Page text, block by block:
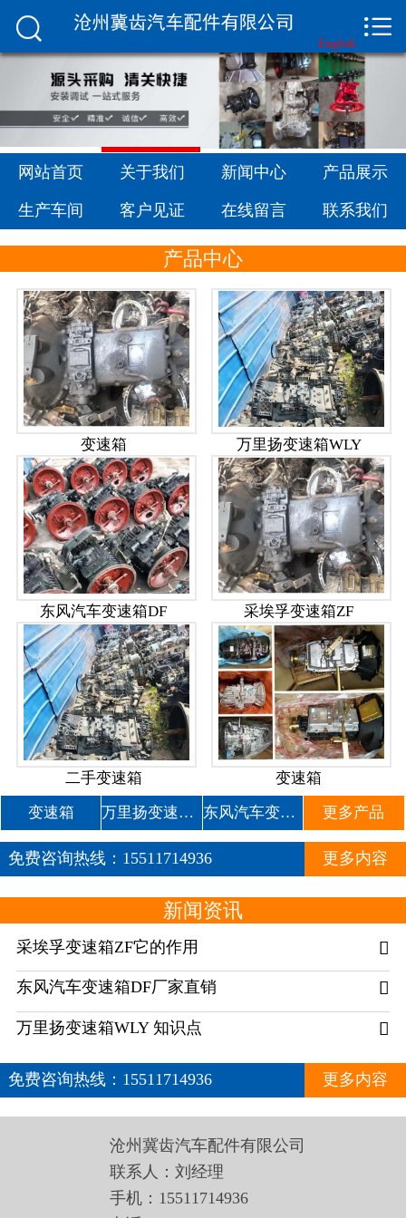
 网站首页
关于我们
新闻中心
产品展示
生产车间
在线留言
联系我们
English


网站首页 关于我们 新闻中心 产品展示
生产车间 客户见证 在线留言 联系我们
产品中心
变速箱 万里扬变速箱WLY
东风汽车变速箱DF 采埃孚变速箱ZF
二手变速箱 变速箱
变速箱 万里扬变速箱WLY 东风汽车变速箱DF 更多产品
免费咨询热线： 15511714936 更多内容
新闻资讯
采埃孚变速箱ZF它的作用 
东风汽车变速箱DF厂家直销 
万里扬变速箱WLY 知识点 
免费咨询热线： 15511714936 更多内容
沧州冀齿汽车配件有限公司
联系人：刘经理
手机：15511714936